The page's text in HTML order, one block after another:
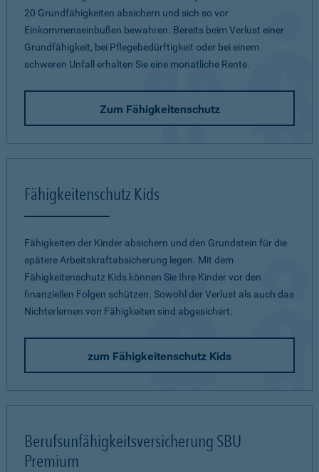
20 Grundfähigkeiten absichern und sich so vor
Einkommenseinbußen bewahren. Bereits beim Verlust einer
Grundfähigkeit, bei Pflegebedürftigkeit oder bei einem
schweren Unfall erhalten Sie eine monatliche Rente.
Zum Fähigkeitenschutz
Fähigkeitenschutz Kids
Fähigkeiten der Kinder absichern und den Grundstein für die
spätere Arbeitskraftabsicherung legen. Mit dem
Fähigkeitenschutz Kids können Sie Ihre Kinder vor den
finanziellen Folgen schützen. Sowohl der Verlust als auch das
Nichterlernen von Fähigkeiten sind abgesichert.
zum Fähigkeitenschutz Kids
Berufsunfähigkeitsversicherung SBU
Premium